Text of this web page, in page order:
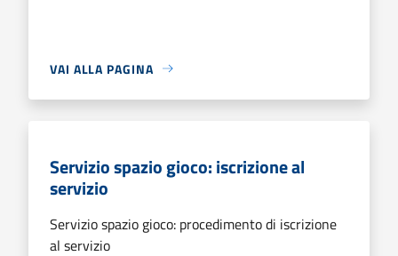
VAI ALLA PAGINA
Servizio spazio gioco: iscrizione al
servizio
Servizio spazio gioco: procedimento di iscrizione
al servizio